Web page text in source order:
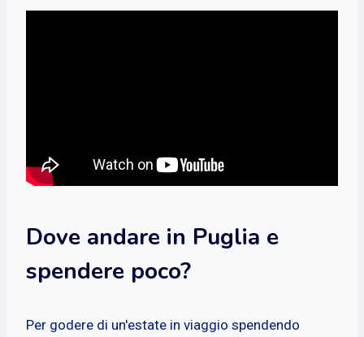
Dove andare in Puglia e
spendere poco?
Per godere di un'estate in viaggio spendendo